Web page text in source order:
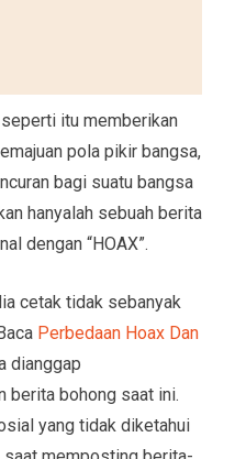
seperti itu memberikan
pola pikir bangsa,
bagi suatu bangsa
hanyalah sebuah berita
dengan “HOAX”.
cetak tidak sebanyak
Perbedaan Hoax Dan
dianggap
berita bohong saat ini.
yang tidak diketahui